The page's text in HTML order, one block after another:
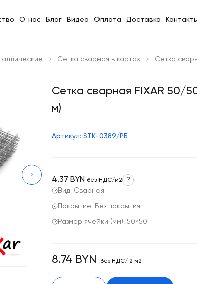
О нас Блог Видео Оплата Доставка
Сетка сварная в картах Сетка
Сетка сварная FIXAR 50/
м)
Артикул: STK-0389/РБ
Вид: Сварная
Покрытие: Без покрытия
Размер ячейки (мм): 50×50
4.37 BYN без НДС/м2 ?
8.74 BYN без НДС/ 2 м2